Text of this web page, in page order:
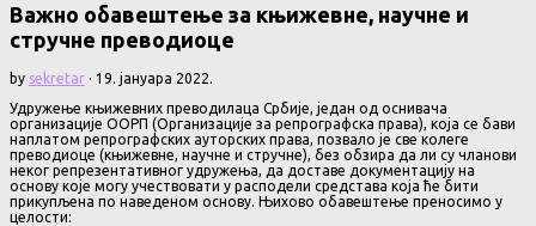
Важно обавештење за књижевне, научне и
стручне преводиоце
by sekretar · 19. јануара 2022.
Удружење књижевних преводилаца Србије, један од оснивача
организације ООРП (Организације за репрографска права), која се бави
наплатом репрографских ауторских права, позвало је све колеге
преводиоце (књижевне, научне и стручне), без обзира да ли су чланови
неког репрезентативног удружења, да доставе документацију на
основу које могу учествовати у расподели средстава која ће бити
прикупљена по наведеном основу. Њихово обавештење преносимо у
целости: